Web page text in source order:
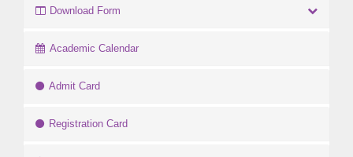
Download Form
Academic Calendar
Admit Card
Registration Card